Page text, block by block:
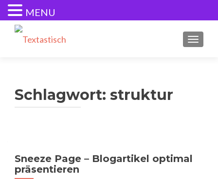
Schlagwort: struktur
Sneeze Page – Blogartikel optimal
präsentieren
MENU